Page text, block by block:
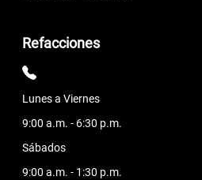
Refacciones
Lunes a Viernes
9:00 a.m. - 6:30 p.m.
Sábados
9:00 a.m. - 1:30 p.m.